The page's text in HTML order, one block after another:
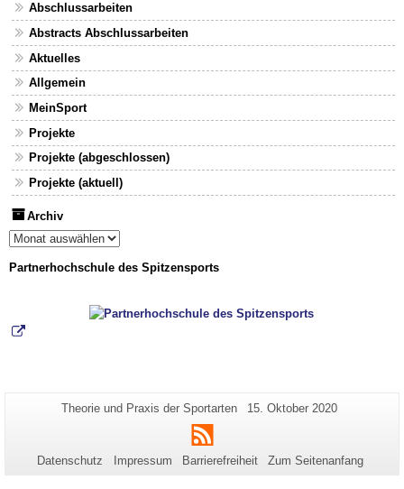
Abschlussarbeiten
Abstracts Abschlussarbeiten
Aktuelles
Allgemein
MeinSport
Projekte
Projekte (abgeschlossen)
Projekte (aktuell)
Archiv
Archiv
Partnerhochschule des Spitzensports
Zusätzliche
Informationen
zu
dieser
Seiten-
Theorie und Praxis der Sportarten
Letzte
15. Oktober 2020
RSS
Datenschutz Impressum Barrierefreiheit Zum Seitenanfang